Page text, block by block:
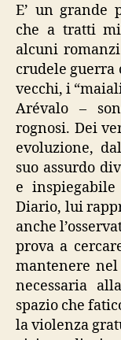
E’ un grande
che a tratti
alcuni
crudele guerra
vecchi, i
Arévalo –
rognosi. Dei
evoluzione,
suo assurdo
e
Diario, lui
anche
prova a
mantenere
necessaria
spazio che
la violenza